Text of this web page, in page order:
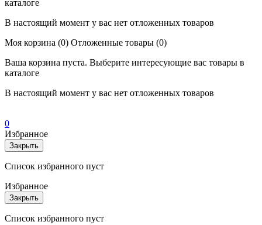
каталоге
В настоящий момент у вас нет отложенных товаров
Моя корзина (0) Отложенные товары (0)
Ваша корзина пуста. Выберите интересующие вас товары в
каталоге
В настоящий момент у вас нет отложенных товаров
0
Избранное
Закрыть
Список избранного пуст
Избранное
Закрыть
Список избранного пуст